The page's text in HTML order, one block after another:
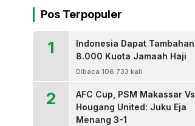
Pos Terpopuler
1
Indonesia Dapat Tambahan
8.000 Kuota Jamaah Haji
Dibaca 106.733 kali
2
AFC Cup, PSM Makassar Vs
Hougang United: Juku Eja
Menang 3-1